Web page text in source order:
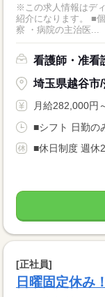
※この求人情報はデ
紹介になります。 ■
察 ・病院の主治医...
看護師・准看
埼玉県越谷市
月給282,000円
■シフト 日勤の
■休日制度 週休
[正社員]
日曜固定休み